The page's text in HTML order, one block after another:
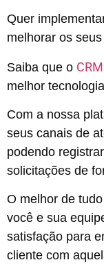
Quer
melhorar os
Saiba que o
melhor
Com a nossa
seus canais de
podendo
solicitações de
O melhor de
você e sua
satisfação para
cliente com